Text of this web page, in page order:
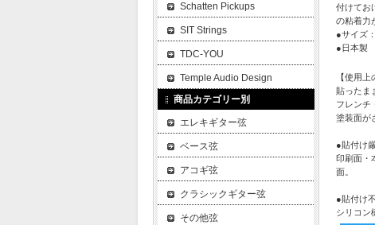
付けてお
の粘着力
●サイズ
●日本製
【使用上
貼ったま
フレンチ
塗装面が
●貼付け
印刷面・
面。
●貼付け
シリコン
Schatten Pickups
SIT Strings
TDC-YOU
Temple Audio Design
商品カテゴリー別
エレキギター弦
ベース弦
アコギ弦
クラシックギター弦
その他弦